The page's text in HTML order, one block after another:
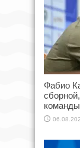
Фабио